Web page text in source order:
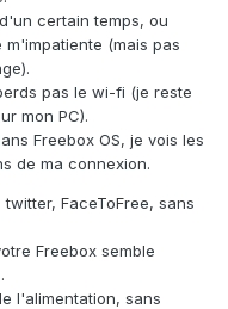
certain temps, ou
(mais pas
pas le wi-fi (je reste
mon PC).
Freebox OS, je vois les
de ma connexion.
FaceToFree, sans
Freebox semble
l'alimentation, sans